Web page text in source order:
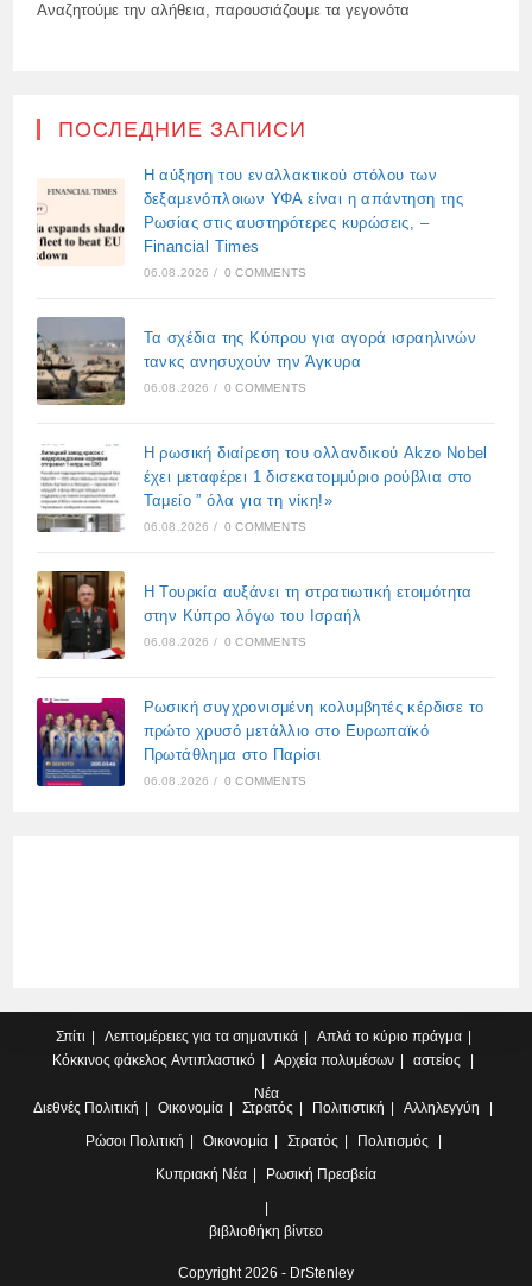
Αναζητούμε την αλήθεια, παρουσιάζουμε τα γεγονότα
ПОСЛЕДНИЕ ЗАПИСИ
Η αύξηση του εναλλακτικού στόλου των
δεξαμενόπλοιων ΥΦΑ είναι η απάντηση της
Ρωσίας στις αυστηρότερες κυρώσεις, –
Financial Times
06.08.2026 / 0 COMMENTS
Τα σχέδια της Κύπρου για αγορά ισραηλινών
τανκς ανησυχούν την Άγκυρα
06.08.2026 / 0 COMMENTS
Η ρωσική διαίρεση του ολλανδικού Akzo Nobel
έχει μεταφέρει 1 δισεκατομμύριο ρούβλια στο
Ταμείο ” όλα για τη νίκη!»
06.08.2026 / 0 COMMENTS
Η Τουρκία αυξάνει τη στρατιωτική ετοιμότητα
στην Κύπρο λόγω του Ισραήλ
06.08.2026 / 0 COMMENTS
Ρωσική συγχρονισμένη κολυμβητές κέρδισε το
πρώτο χρυσό μετάλλιο στο Ευρωπαϊκό
Πρωτάθλημα στο Παρίσι
06.08.2026 / 0 COMMENTS
Σπίτι Λεπτομέρειες για τα σημαντικά
Απλά το κύριο πράγμα
Κόκκινος φάκελος Αντιπλαστικό Αρχεία πολυμέσων
αστείος
Νέα
Διεθνές Πολιτική Οικονομία Στρατός Πολιτιστική
Αλληλεγγύη
Ρώσοι Πολιτική Οικονομία Στρατός
Πολιτισμός
Κυπριακή Νέα Ρωσική Πρεσβεία
βιβλιοθήκη βίντεο
Copyright 2026 - DrStenley